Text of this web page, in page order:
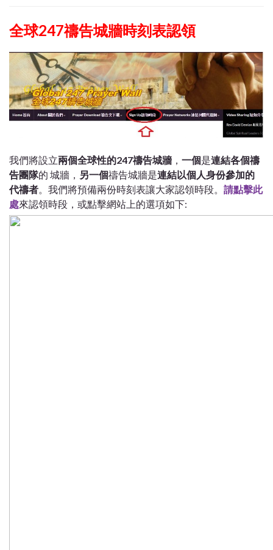
全球247禱告城牆時刻表認領
我們將設立兩個全球性的247禱告城牆 一個是連結各個禱
告團隊的 城牆， 另一個禱告城牆是連結以個人身份參加的
代禱者 。我們將預備兩份時刻表讓大家認領時段。 請點擊此
處來認領時段，或點擊網站上的選項如下: